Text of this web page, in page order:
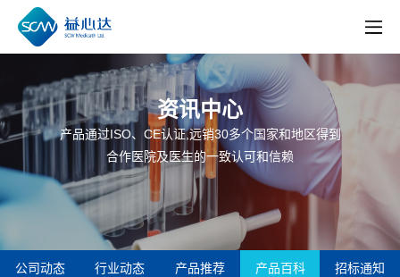
资讯中心
产品通过ISO、CE认证,远销30多个国家和地区得到
合作医院及医生的一致认可和信赖
公司动态 行业动态 产品推荐 产品百科 招标通知